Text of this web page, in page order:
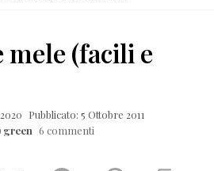
mele (facili e
Pubblicato: 5 Ottobre 2011
green 6 commenti